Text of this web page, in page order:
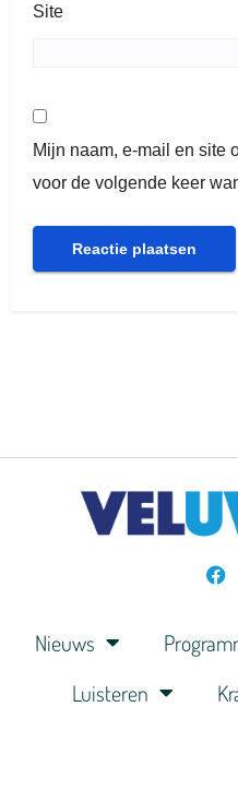
Site
Mijn naam, e-mail en site
voor de volgende keer
Nieuws
Luisteren